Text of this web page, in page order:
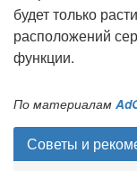
будет только
расположений
функции.
По материалам
Советы и